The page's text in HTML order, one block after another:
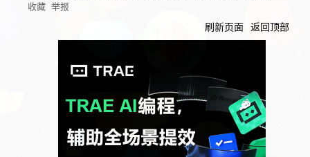
收藏 举报
刷新页面 返回顶部